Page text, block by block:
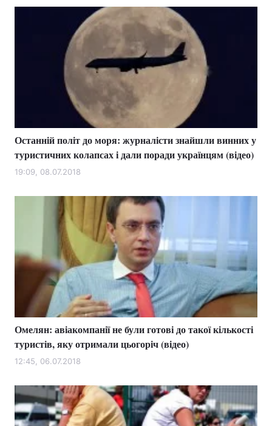
Останній політ до моря: журналісти знайшли винних у
туристичних колапсах і дали поради українцям (відео)
19:09, 08.07.2018
Омелян: авіакомпанії не були готові до такої кількості
туристів, яку отримали цьогоріч (відео)
12:45, 06.07.2018